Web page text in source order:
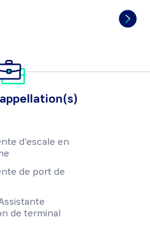
d'escale en
de port de
de terminal